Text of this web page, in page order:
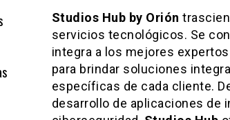
Studios Hub by Orión
servicios tecnológicos. Se
integra a los mejores
para brindar soluciones
específicas de cada cliente.
desarrollo de aplicaciones de